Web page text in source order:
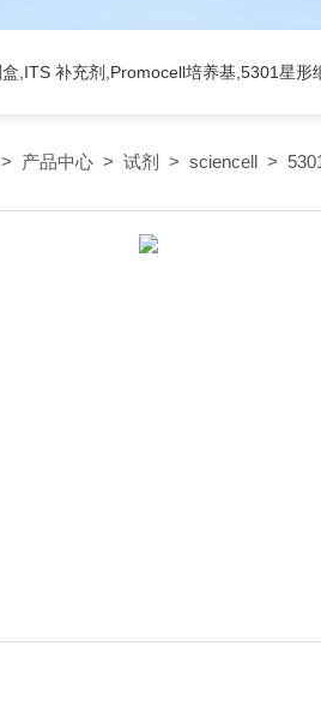
,ITS 补充剂,Promocell培养基,5301星形
> 产品中心 > 试剂 > sciencell >